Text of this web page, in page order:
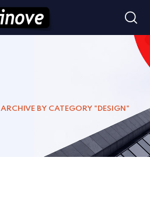
ARCHIVE BY CATEGORY "DESIGN"